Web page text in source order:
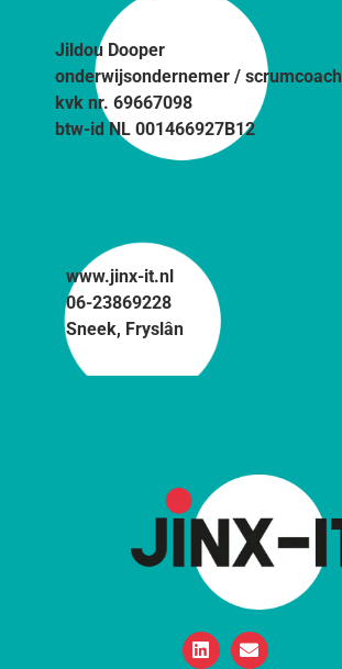
Jildou Dooper
onderwijsondernemer / scrumcoach
kvk nr. 69667098
btw-id NL 001466927B12
www.jinx-it.nl
06-23869228
Sneek, Fryslân